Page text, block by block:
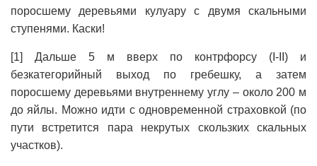
поросшему деревьями кулуару с двумя скальными
ступенями. Каски!
[1] Дальше 5 м вверх по контрфорсу (I-II) и
безкатегорийный выход по гребешку, а затем
поросшему деревьями внутреннему углу – около 200 м
до яйлы. Можно идти с одновременной страховкой (по
пути встретится пара некрутых скользких скальных
участков).